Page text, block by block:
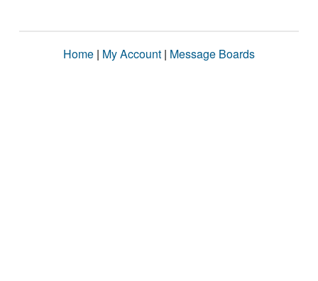
Home | My Account | Message Boards